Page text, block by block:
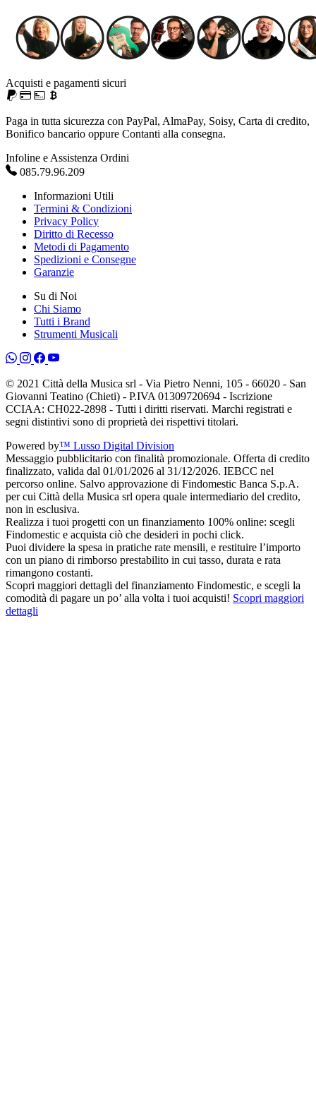
Acquisti e pagamenti sicuri
Paga in tutta sicurezza con PayPal, AlmaPay, Soisy, Carta di credito,
Bonifico bancario oppure Contanti alla consegna.
Infoline e Assistenza Ordini
085.79.96.209
Informazioni Utili
Termini & Condizioni
Privacy Policy
Diritto di Recesso
Metodi di Pagamento
Spedizioni e Consegne
Garanzie
Su di Noi
Chi Siamo
Tutti i Brand
Strumenti Musicali
© 2021 Città della Musica srl - Via Pietro Nenni, 105 - 66020 - San
Giovanni Teatino (Chieti) - P.IVA 01309720694 - Iscrizione
CCIAA: CH022-2898 - Tutti i diritti riservati. Marchi registrati e
segni distintivi sono di proprietà dei rispettivi titolari.
Powered by™ Lusso Digital Division
Messaggio pubblicitario con finalità promozionale. Offerta di credito
finalizzato, valida dal 01/01/2026 al 31/12/2026. IEBCC nel
percorso online. Salvo approvazione di Findomestic Banca S.p.A.
per cui Città della Musica srl opera quale intermediario del credito,
non in esclusiva.
Realizza i tuoi progetti con un finanziamento 100% online: scegli
Findomestic e acquista ciò che desideri in pochi click.
Puoi dividere la spesa in pratiche rate mensili, e restituire l’importo
con un piano di rimborso prestabilito in cui tasso, durata e rata
rimangono costanti.
Scopri maggiori dettagli del finanziamento Findomestic, e scegli la
comodità di pagare un po’ alla volta i tuoi acquisti! Scopri maggiori
dettagli